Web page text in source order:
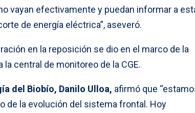
vayan efectivamente y puedan informar a
de energía eléctrica”, aseveró.
en la reposición se dio en el marco de la
central de monitoreo de la CGE.
del Biobío, Danilo Ulloa, afirmó que
de la evolución del sistema frontal. Hoy